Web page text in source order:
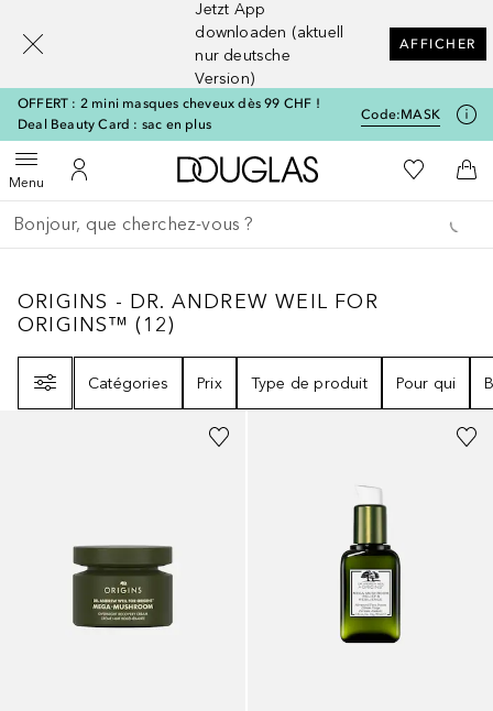
Jetzt App
downloaden (aktuell
nur deutsche
Version)
AFFICHER
OFFERT : 2 mini masques cheveux dès 99 CHF !
Deal Beauty Card : sac en plus
Code:MASK
MenuOuvrir le menuVers Mon Compte
Vers l'accueil Douglas
Vers Ma
Retourner
Exécuter la recherche
ORIGINS - DR. ANDREW WEIL FOR
ORIGINS - DR. ANDREW WEIL FOR
ORIGINS™ (12)
Catégories
Prix Type de produit Pour qui
[navigation.slideout.screenreader]